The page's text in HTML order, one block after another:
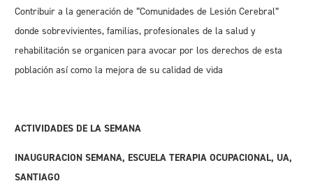
Contribuir a la generación de “Comunidades de Lesión Cerebral”
donde sobrevivientes, familias, profesionales de la salud y
rehabilitación se organicen para avocar por los derechos de esta
población así como la mejora de su calidad de vida
ACTIVIDADES DE LA SEMANA
INAUGURACION SEMANA, ESCUELA TERAPIA OCUPACIONAL, UA,
SANTIAGO